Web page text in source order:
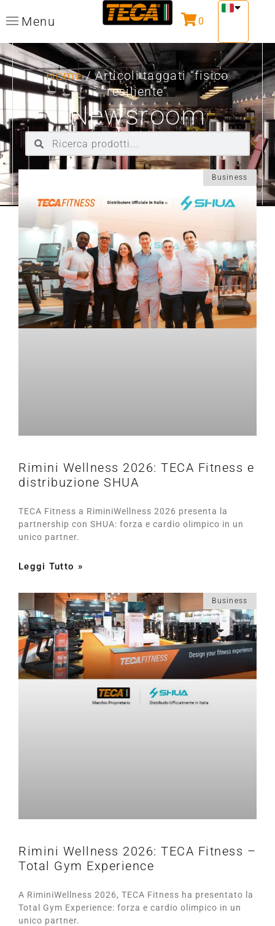
Menu 0
Home/ Articoli taggati “fisico
resiliente”
Newsroom
Business
Rimini Wellness 2026: TECA Fitness e
distribuzione SHUA
TECA Fitness a RiminiWellness 2026 presenta la
partnership con SHUA: forza e cardio olimpico in un
unico partner.
Leggi Tutto »
Business
Rimini Wellness 2026: TECA Fitness –
Total Gym Experience
A RiminiWellness 2026, TECA Fitness ha presentato la
Total Gym Experience: forza e cardio olimpico in un
unico partner.